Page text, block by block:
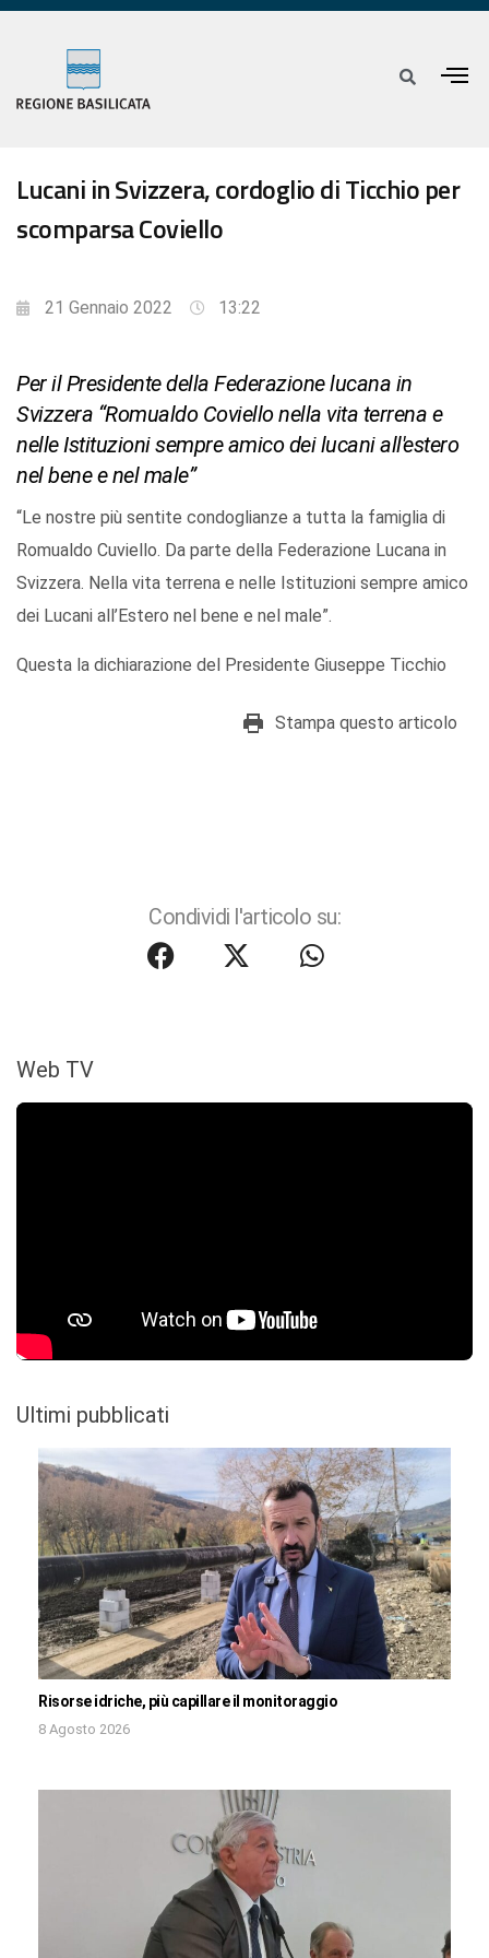
Lucani in Svizzera, cordoglio di Ticchio per
scomparsa Coviello
21 Gennaio 2022 13:22
Per il Presidente della Federazione lucana in
Svizzera “Romualdo Coviello nella vita terrena e
nelle Istituzioni sempre amico dei lucani all'estero
nel bene e nel male”
“Le nostre più sentite condoglianze a tutta la famiglia di
Romualdo Cuviello. Da parte della Federazione Lucana in
Svizzera. Nella vita terrena e nelle Istituzioni sempre amico
dei Lucani all’Estero nel bene e nel male”.
Questa la dichiarazione del Presidente Giuseppe Ticchio
Stampa questo articolo
Condividi l'articolo su:
Web TV
Ultimi pubblicati
Risorse idriche, più capillare il monitoraggio
8 Agosto 2026